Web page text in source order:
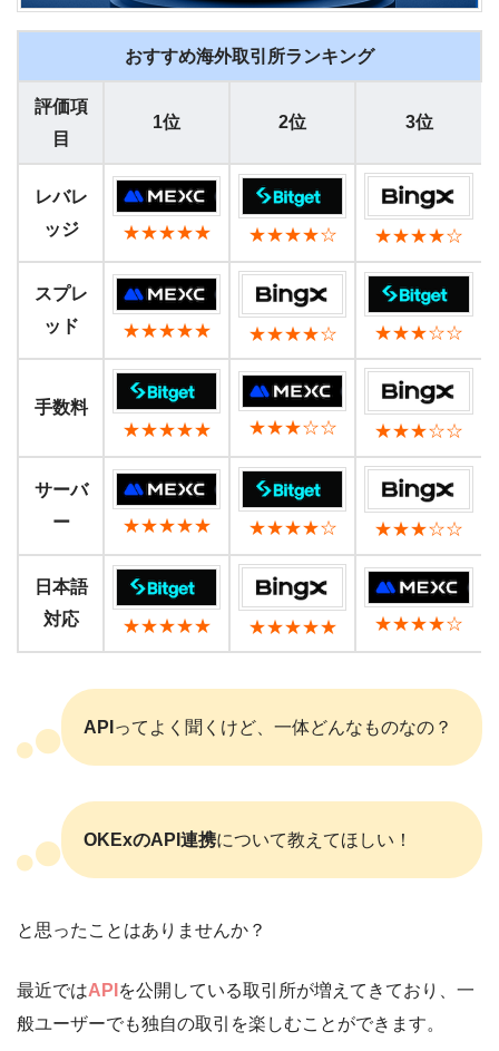
おすすめ海外取引所ランキング
評価項
目
1位 2位 3位
レバレ
ッジ
★★★★★ ★★★★☆ ★★★★☆
スプレ
ッド
★★★★★ ★★★★☆ ★★★☆☆
手数料
★★★★★
★★★☆☆ ★★★☆☆
サーバ
ー
★★★★★ ★★★★☆ ★★★☆☆
日本語
対応
★★★★★ ★★★★★ ★★★★☆
API ってよく聞くけど、一体どんなものなの？
OKExのAPI連携について教えてほしい！
と思ったことはありませんか？
最近ではAPI を公開している取引所が増えてきており、一
般ユーザーでも独自の取引を楽しむことができます。